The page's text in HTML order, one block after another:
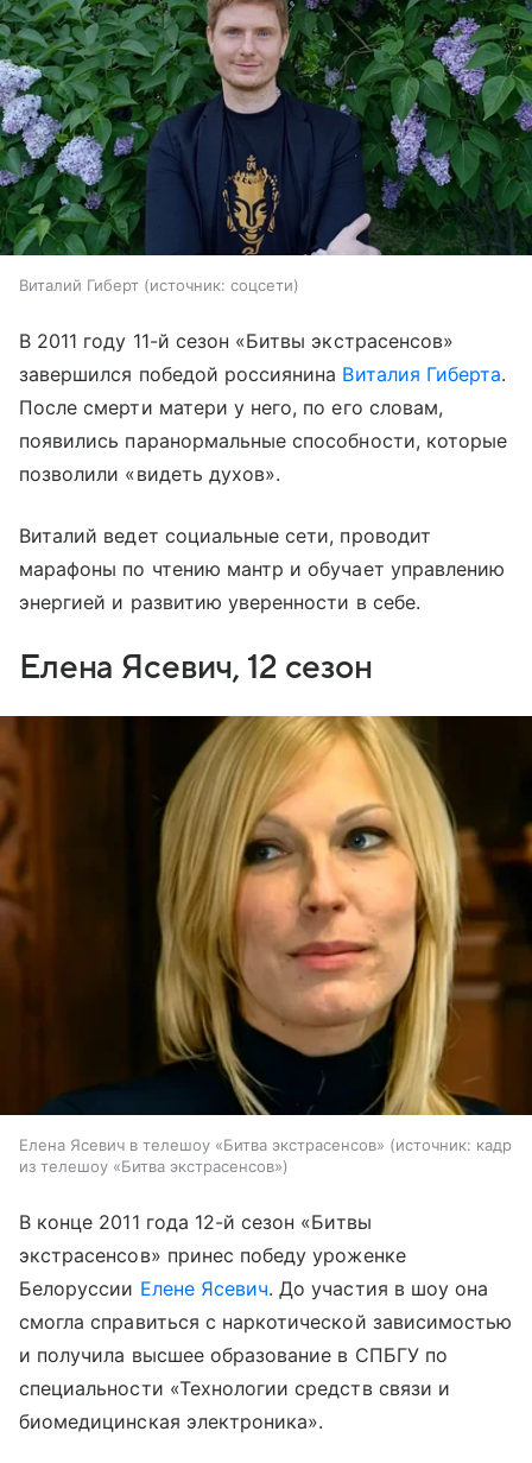
Виталий Гиберт источник: соцсети
В 2011 году 11-й сезон «Битвы экстрасенсов»
завершился победой россиянина Виталия Гиберта.
После смерти матери у него, по его словам,
появились паранормальные способности, которые
позволили «видеть духов».
Виталий ведет социальные сети, проводит
марафоны по чтению мантр и обучает управлению
энергией и развитию уверенности в себе.
Елена Ясевич, 12 сезон
Елена Ясевич в телешоу «Битва экстрасенсов» источник: кадр
из телешоу «Битва экстрасенсов»
В конце 2011 года 12-й сезон «Битвы
экстрасенсов» принес победу уроженке
Белоруссии Елене Ясевич. До участия в шоу она
смогла справиться с наркотической зависимостью
и получила высшее образование в СПБГУ по
специальности «Технологии средств связи и
биомедицинская электроника».